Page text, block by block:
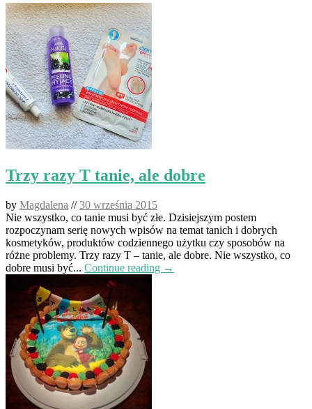
Trzy razy T tanie, ale dobre
by Magdalena //30 września 2015
Nie wszystko, co tanie musi być złe. Dzisiejszym postem
rozpoczynam serię nowych wpisów na temat tanich i dobrych
kosmetyków, produktów codziennego użytku czy sposobów na
różne problemy. Trzy razy T – tanie, ale dobre. Nie wszystko, co
dobre musi być... Continue reading →